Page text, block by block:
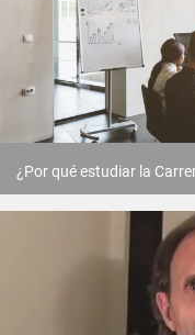
¿Por qué estudiar la